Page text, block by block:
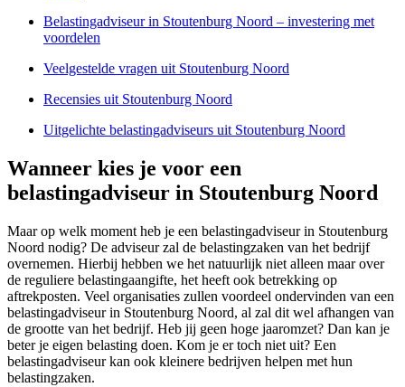
Belastingadviseur in Stoutenburg Noord – investering met
voordelen
Veelgestelde vragen uit Stoutenburg Noord
Recensies uit Stoutenburg Noord
Uitgelichte belastingadviseurs uit Stoutenburg Noord
Wanneer kies je voor een
belastingadviseur in Stoutenburg Noord
Maar op welk moment heb je een belastingadviseur in Stoutenburg
Noord nodig? De adviseur zal de belastingzaken van het bedrijf
overnemen. Hierbij hebben we het natuurlijk niet alleen maar over
de reguliere belastingaangifte, het heeft ook betrekking op
aftrekposten. Veel organisaties zullen voordeel ondervinden van een
belastingadviseur in Stoutenburg Noord, al zal dit wel afhangen van
de grootte van het bedrijf. Heb jij geen hoge jaaromzet? Dan kan je
beter je eigen belasting doen. Kom je er toch niet uit? Een
belastingadviseur kan ook kleinere bedrijven helpen met hun
belastingzaken.